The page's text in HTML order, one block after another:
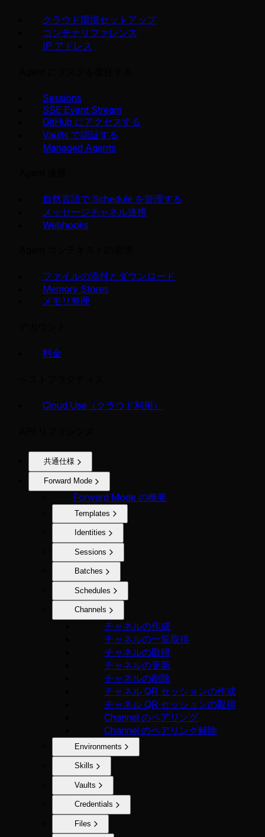
クラウド環境セットアップ
コンテナリファレンス
IP アドレス
Sessions
SSE Event Stream
GitHub にアクセスする
Vaults で認証する
Managed Agents
自然言語で Schedule を管理する
メッセージチャネル連携
Webhooks
ファイルの添付とダウンロード
Memory Stores
メモリ整理
料金
Cloud Use（クラウド利用）
共通仕様
Forward Mode
Forward Mode の概要
Templates
Identities
Sessions
Batches
Schedules
Channels
チャネルの作成
チャネルの一覧取得
チャネルの取得
チャネルの更新
チャネルの削除
チャネル QR セッションの作成
チャネル QR セッションの取得
Channel のペアリング
Channel のペアリング解除
Environments
Skills
Vaults
Credentials
Files